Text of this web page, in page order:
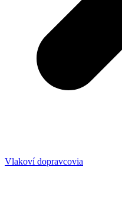
Vlakoví dopravcovia